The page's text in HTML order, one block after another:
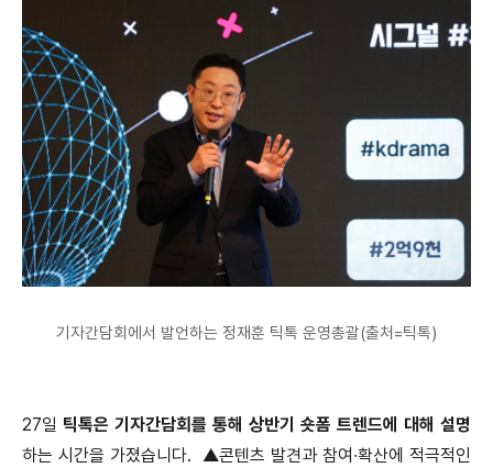
기자간담회에서 발언하는 정재훈 틱톡 운영총괄(출처=틱톡)
27일 틱톡은 기자간담회를 통해 상반기 숏폼 트렌드에 대해 설명
하는 시간을 가졌습니다. ▲콘텐츠 발견과 참여∙확산에 적극적인